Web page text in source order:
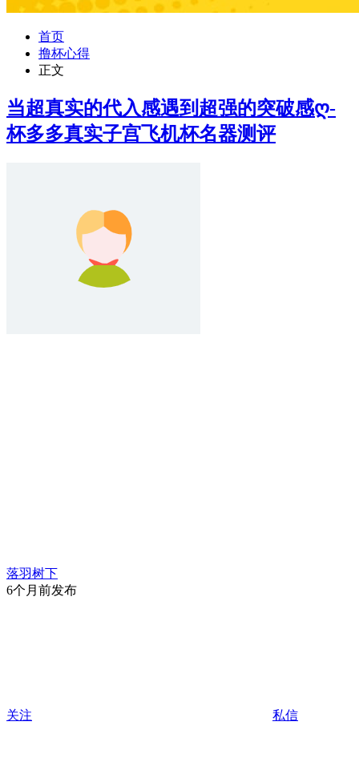
首页
撸杯心得
正文
当超真实的代入感遇到超强的突破感ღ-
杯多多真实子宫飞机杯名器测评
落羽树下
6个月前发布
关注 私信